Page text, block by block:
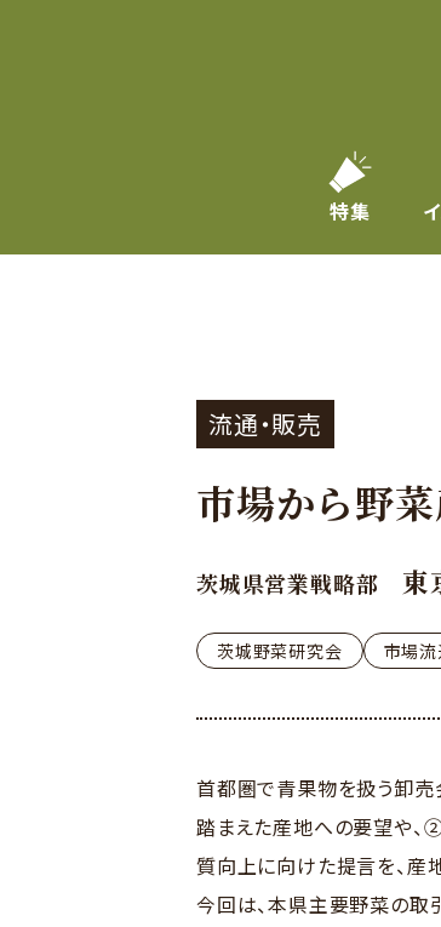
特集
流通・販売
市場から野
茨城県営業戦略部 東
茨城野菜研究会 市場流
首都圏で青果物を扱う卸売
踏まえた産地への要望や、
質向上に向けた提言を、産
今回は、本県主要野菜の取